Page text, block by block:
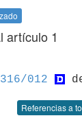
artículo 1
012
Referencias a